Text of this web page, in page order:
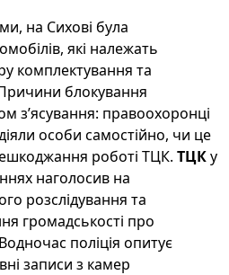
на Сихові була
які належать
комплектування та
блокування
з’ясування: правоохоронці
особи самостійно, чи це
роботі ТЦК. ТЦКу
наголосив на
розслідування та
громадськості про
поліція опитує
записи з камер